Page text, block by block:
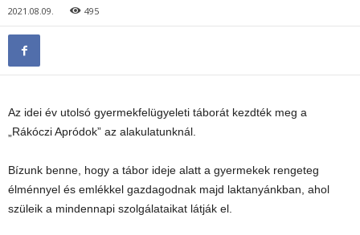
2021.08.09. 495
Az idei év utolsó gyermekfelügyeleti táborát kezdték meg a
„Rákóczi Apródok” az alakulatunknál.
Bízunk benne, hogy a tábor ideje alatt a gyermekek rengeteg
élménnyel és emlékkel gazdagodnak majd laktanyánkban, ahol
szüleik a mindennapi szolgálataikat látják el.